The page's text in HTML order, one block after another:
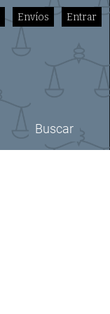
Envíos Entrar
Buscar